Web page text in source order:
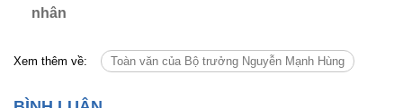
nhân
Xem thêm về: Toàn văn của Bộ trưởng Nguyễn Mạnh Hùng